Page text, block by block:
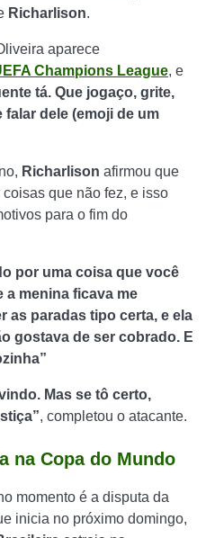
Richarlison.
aparece
Champions League, e
tá. Que jogaço, grite,
dele (emoji de um
Richarlison afirmou que
que não fez, e isso
para o fim do
por uma coisa que você
a menina ficava me
as paradas tipo certa, e ela
gostava de ser cobrado. E
Mas se tô certo,
, completou o atacante.
na Copa do Mundo
momento é a disputa da
inicia no próximo domingo,